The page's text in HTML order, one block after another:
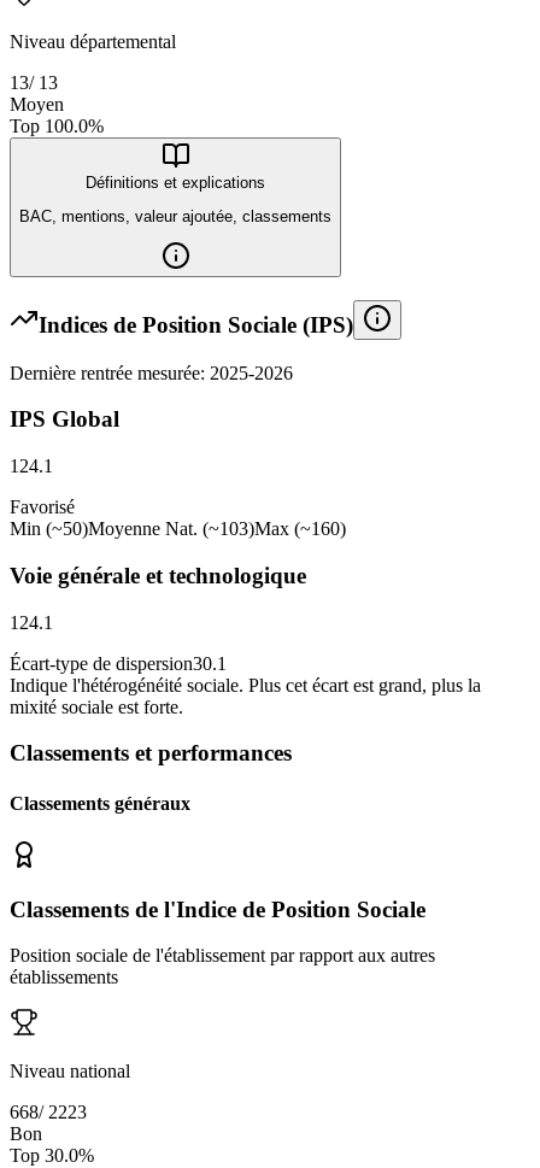
Niveau départemental
13/ 13
Moyen
Top 100.0%
Définitions et explications
BAC, mentions, valeur ajoutée, classements
Indices de Position Sociale (IPS)
Dernière rentrée mesurée: 2025-2026
IPS Global
124.1
Favorisé
Min (~50)Moyenne Nat. (~103)Max (~160)
Voie générale et technologique
124.1
Écart-type de dispersion30.1
Indique l'hétérogénéité sociale. Plus cet écart est grand, plus la
mixité sociale est forte.
Classements et performances
Classements généraux
Classements de l'Indice de Position Sociale
Position sociale de l'établissement par rapport aux autres
établissements
Niveau national
668/ 2223
Bon
Top 30.0%